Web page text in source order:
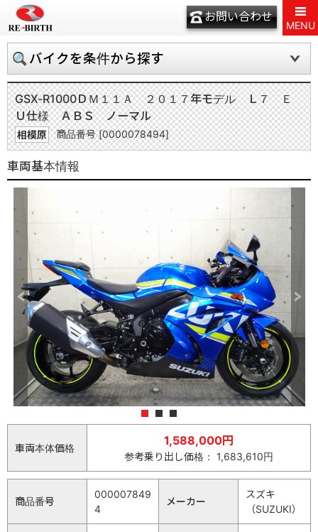
お問い合わせ
MENU
バイクを条件から探す
GSX-R1000ＤＭ１１Ａ ２０１７年モデル Ｌ７ Ｅ
Ｕ仕様 ＡＢＳ ノーマル
相模原 商品番号 [0000078494]
車両基本情報
Previous Next
1 2
車両本体価格
1,588,000円
参考乗り出し価格： 1,683,610円
商品番号
000007849
4
メーカー
スズキ
（SUZUKI）